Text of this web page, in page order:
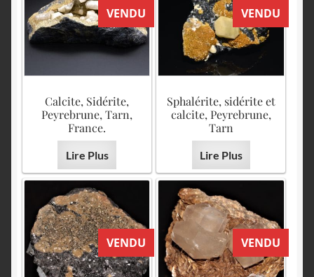
VENDU
Calcite, Sidérite,
Peyrebrune, Tarn,
France.
Lire Plus
VENDU
Sphalérite, sidérite et
calcite, Peyrebrune,
Tarn
Lire Plus
VENDU VENDU